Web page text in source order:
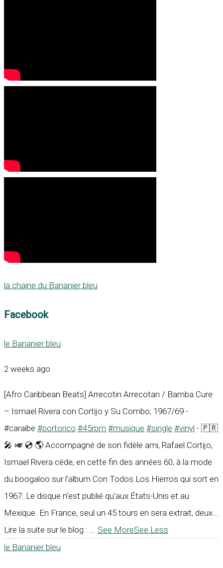
la chaine du Bananier bleu
Facebook
le Bananier bleu
2 weeks ago
[Afro Caribbean Beats] Arrecotin Arrecotan / Bamba Cure
– Ismael Rivera con Cortijo y Su Combo, 1967/69 -
#caraïbe #portorico #45rpm #musique #single #vinyl - 🇵🇷
🎤 🎺 💿 🌎 Accompagné de son fidèle ami, Rafael Cortijo,
Ismael Rivera cède, en cette fin des années 60, à la mode
du boogaloo sur l’album Con Todos Los Hierros qui sort en
1967. Le disque n’est publié qu’aux États-Unis et au
Mexique. En France, seul un 45 tours en sera extrait, deux...
Lire la suite sur le blog :
See MoreSee Less
le Bananier bleu